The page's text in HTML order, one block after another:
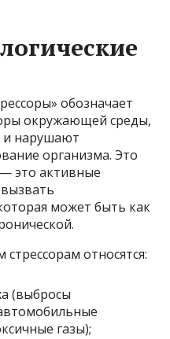
обозначает
окружающей среды,
и нарушают
организма. Это
это активные
может быть как
относятся:
(выбросы
газы);